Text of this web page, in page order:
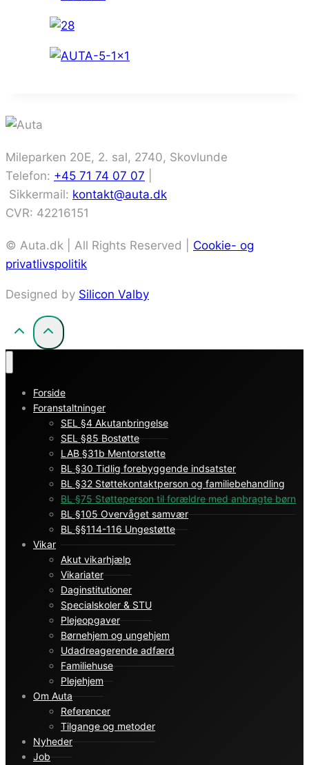
Mileparken 20E, 2. sal, 2740, Skovlunde
Telefon: +45 71 74 07 07
Sikkermail: kontakt@auta.dk
CVR: 42216151
© Auta.dk | All Rights Reserved | Cookie- og
privatlivspolitik
Designed by Silicon Valby
Forside
Foranstaltninger
SEL §4 Akutanbringelse
SEL §85 Bostøtte
LAB §31b Mentorstøtte
BL §30 Tidlig forebyggende indsatster
BL §32 Støttekontaktperson og familiebehandling
BL §75 Støtteperson til forældre med anbragte børn
BL §105 Overvåget samvær
BL §§114-116 Ungestøtte
Vikar
Akut vikarhjælp
Vikariater
Daginstitutioner
Specialskoler & STU
Plejeopgaver
Børnehjem og ungehjem
Udadreagerende adfærd
Familiehuse
Plejehjem
Om Auta
Referencer
Tilgange og metoder
Nyheder
Job